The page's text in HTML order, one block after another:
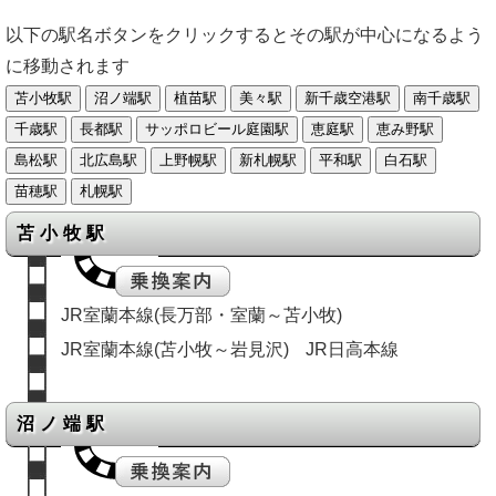
以下の駅名ボタンをクリックするとその駅が中心になるよう
に移動されます
苫小牧駅
JR室蘭本線(長万部・室蘭～苫小牧)
JR室蘭本線(苫小牧～岩見沢)
JR日高本線
沼ノ端駅